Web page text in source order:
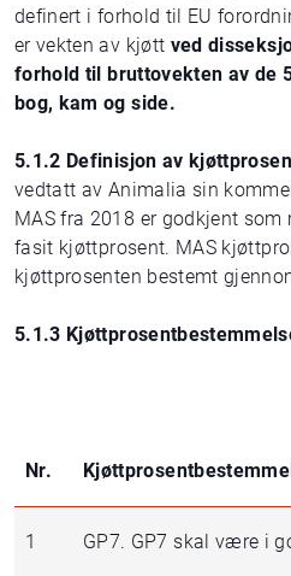
definert i forhold til EU
er vekten av kjøtt ved
forhold til bruttovekten av de
bog, kam og side.
5.1.2 Definisjon av
vedtatt av Animalia sin
MAS fra 2018 er godkjent
fasit kjøttprosent. MAS
kjøttprosenten bestemt
5.1.3
Nr.
1 GP7. GP7 skal være i